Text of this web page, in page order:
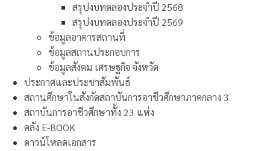
สรุปงบทดลองประจำปี 2568
สรุปงบทดลองประจำปี 2569
ข้อมูลอาคารสถานที่
ข้อมูลสถานประกอบการ
ข้อมูลสังคม เศรษฐกิจ จังหวัด
ประกาศและประชาสัมพันธ์
สถานศึกษาในสังกัดสถาบันการอาชีวศึกษาภาคกลาง 3
สถาบันการอาชีวศึกษาทั้ง 23 แห่ง
คลัง E-BOOK
ดาวน์โหลดเอกสาร